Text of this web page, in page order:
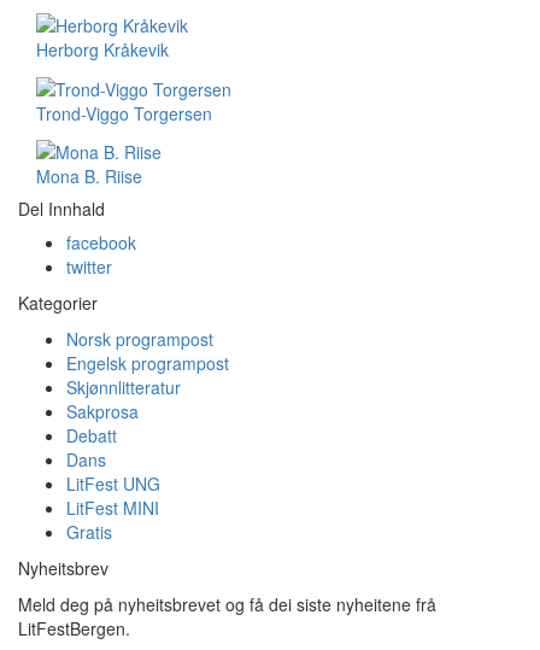
Herborg Kråkevik
Trond-Viggo Torgersen
Mona B. Riise
Del Innhald
facebook
twitter
Kategorier
Norsk programpost
Engelsk programpost
Skjønnlitteratur
Sakprosa
Debatt
Dans
LitFest UNG
LitFest MINI
Gratis
Nyheitsbrev
Meld deg på nyheitsbrevet og få dei siste nyheitene frå
LitFestBergen.